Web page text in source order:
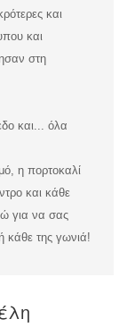
και
και
στη
και... όλα
η πορτοκαλί
και κάθε
για να σας
κάθε της γωνιά!